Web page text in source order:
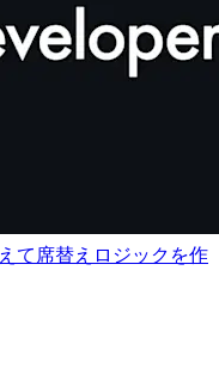
て席替えロジックを作